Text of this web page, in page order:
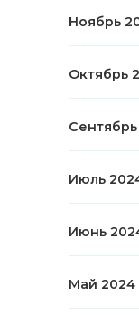
Ноябрь
Октябрь
Июль
Июнь
Май 2024